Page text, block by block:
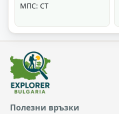
МПС: СТ
Полезни връзки